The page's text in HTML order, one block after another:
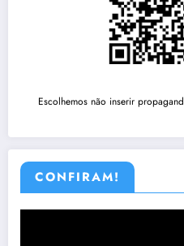
Escolhemos não inserir
CONFIRAM!